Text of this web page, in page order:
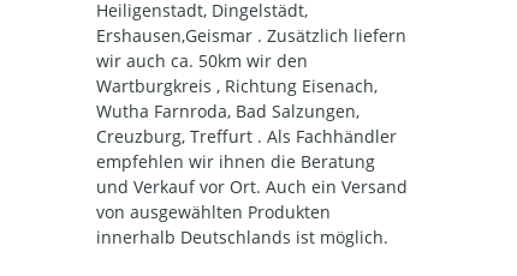
Heiligenstadt, Dingelstädt,
Ershausen,Geismar . Zusätzlich liefern
wir auch ca. 50km wir den
Wartburgkreis , Richtung Eisenach,
Wutha Farnroda, Bad Salzungen,
Creuzburg, Treffurt . Als Fachhändler
empfehlen wir ihnen die Beratung
und Verkauf vor Ort. Auch ein Versand
von ausgewählten Produkten
innerhalb Deutschlands ist möglich.